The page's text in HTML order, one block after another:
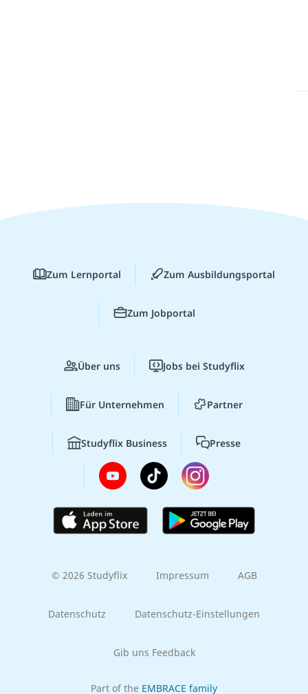
Zum Lernportal Zum Ausbildungsportal
Zum Jobportal
Über uns Jobs bei Studyflix
Für Unternehmen Partner
Studyflix Business Presse
© 2026 Studyflix Impressum AGB
Datenschutz Datenschutz-Einstellungen
Gib uns Feedback
Part of the EMBRACE family